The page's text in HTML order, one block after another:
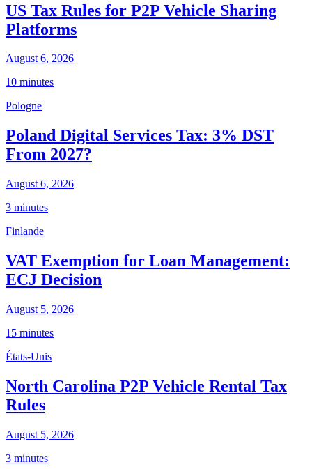
US Tax Rules for P2P Vehicle Sharing
Platforms
August 6, 2026
10 minutes
Pologne
Poland Digital Services Tax: 3% DST
From 2027?
August 6, 2026
3 minutes
Finlande
VAT Exemption for Loan Management:
ECJ Decision
August 5, 2026
15 minutes
États-Unis
North Carolina P2P Vehicle Rental Tax
Rules
August 5, 2026
3 minutes